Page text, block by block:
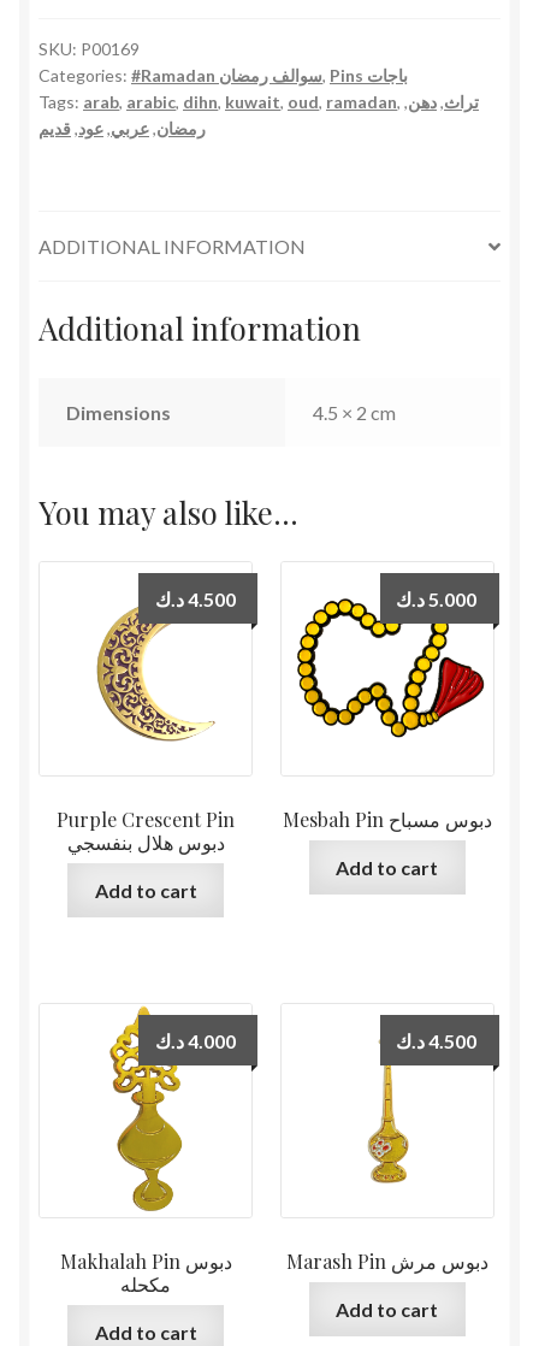
دهن
العود
quantity
SKU: P00169
Categories:
#Ramadan سوالف رمضان,
Pins باجات
Tags: arab, arabic, dihn, kuwait, oud, ramadan, تراث,دهن,
رمضان,عربي,عود,قديم
ADDITIONAL INFORMATION
Additional information
Dimensions 4.5 × 2 cm
You may also like…
Purple Crescent Pin
دبوس هلال بنفسجي
4.500د.ك
Add to cart
Mesbah Pin دبوس مسباح
5.000 د.ك
Add to cart
Makhalah Pin دبوس
مكحله
4.000د.ك
Add to cart
Marash Pin دبوس مرش
4.500د.ك
Add to cart